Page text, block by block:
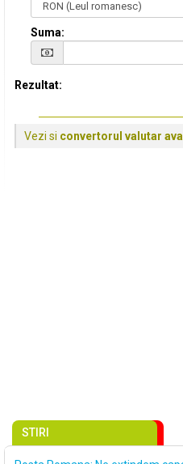
Suma:
Rezultat:
Vezi si convertorul valutar
STIRI